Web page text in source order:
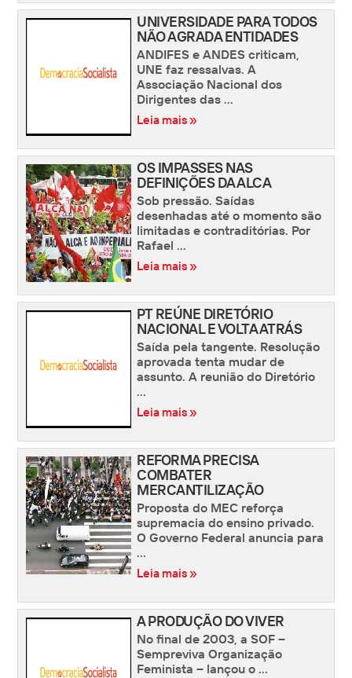
UNIVERSIDADE PARA TODOS
NÃO AGRADA ENTIDADES
ANDIFES e ANDES criticam,
UNE faz ressalvas. A
Associação Nacional dos
Dirigentes das ...
Leia mais »
OS IMPASSES NAS
DEFINIÇÕES DA ALCA
Sob pressão. Saídas
desenhadas até o momento são
limitadas e contraditórias. Por
Rafael ...
Leia mais »
PT REÚNE DIRETÓRIO
NACIONAL E VOLTA ATRÁS
Saída pela tangente. Resolução
aprovada tenta mudar de
assunto. A reunião do Diretório
...
Leia mais »
REFORMA PRECISA
COMBATER
MERCANTILIZAÇÃO
Proposta do MEC reforça
supremacia do ensino privado.
O Governo Federal anuncia para
...
Leia mais »
A PRODUÇÃO DO VIVER
No final de 2003, a SOF –
Sempreviva Organização
Feminista – lançou o ...